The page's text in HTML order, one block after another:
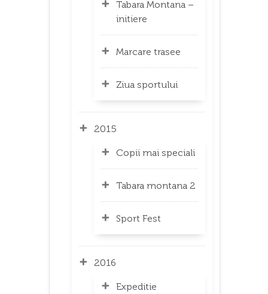
Tabara Montana –
initiere
Marcare trasee
Ziua sportului
2015
Copii mai speciali
Tabara montana 2
Sport Fest
2016
Expeditie